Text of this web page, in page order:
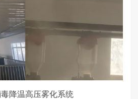
降温高压雾化系统